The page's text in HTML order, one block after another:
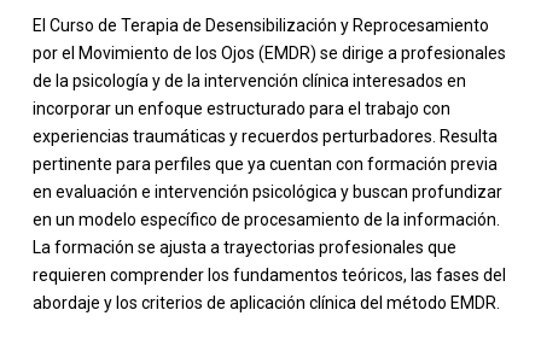
El Curso de Terapia de Desensibilización y Reprocesamiento
por el Movimiento de los Ojos (EMDR) se dirige a profesionales
de la psicología y de la intervención clínica interesados en
incorporar un enfoque estructurado para el trabajo con
experiencias traumáticas y recuerdos perturbadores. Resulta
pertinente para perfiles que ya cuentan con formación previa
en evaluación e intervención psicológica y buscan profundizar
en un modelo específico de procesamiento de la información.
La formación se ajusta a trayectorias profesionales que
requieren comprender los fundamentos teóricos, las fases del
abordaje y los criterios de aplicación clínica del método EMDR.
-